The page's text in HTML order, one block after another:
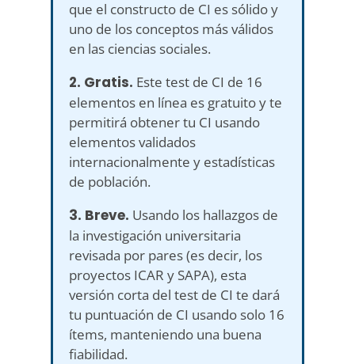
que el constructo de CI es sólido y
uno de los conceptos más válidos
en las ciencias sociales.
2. Gratis. Este test de CI de 16
elementos en línea es gratuito y te
permitirá obtener tu CI usando
elementos validados
internacionalmente y estadísticas
de población.
3. Breve. Usando los hallazgos de
la investigación universitaria
revisada por pares (es decir, los
proyectos ICAR y SAPA), esta
versión corta del test de CI te dará
tu puntuación de CI usando solo 16
ítems, manteniendo una buena
fiabilidad.